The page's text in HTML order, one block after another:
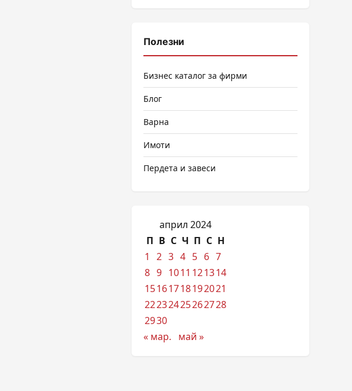
Полезни
Бизнес каталог за фирми
Блог
Варна
Имоти
Пердета и завеси
април 2024
П В С Ч П С Н
1
2 3 4 5 6 7
8 9 1011 121314
15161718192021
22232425262728
2930
« мар.
май »